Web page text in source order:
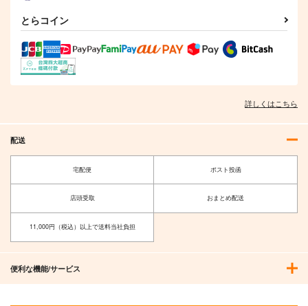
とらコイン
詳しくはこちら
配送
宅配便 ポスト投函
店頭受取 おまとめ配送
11,000円（税込）以上で送料当社負担
便利な機能/サービス